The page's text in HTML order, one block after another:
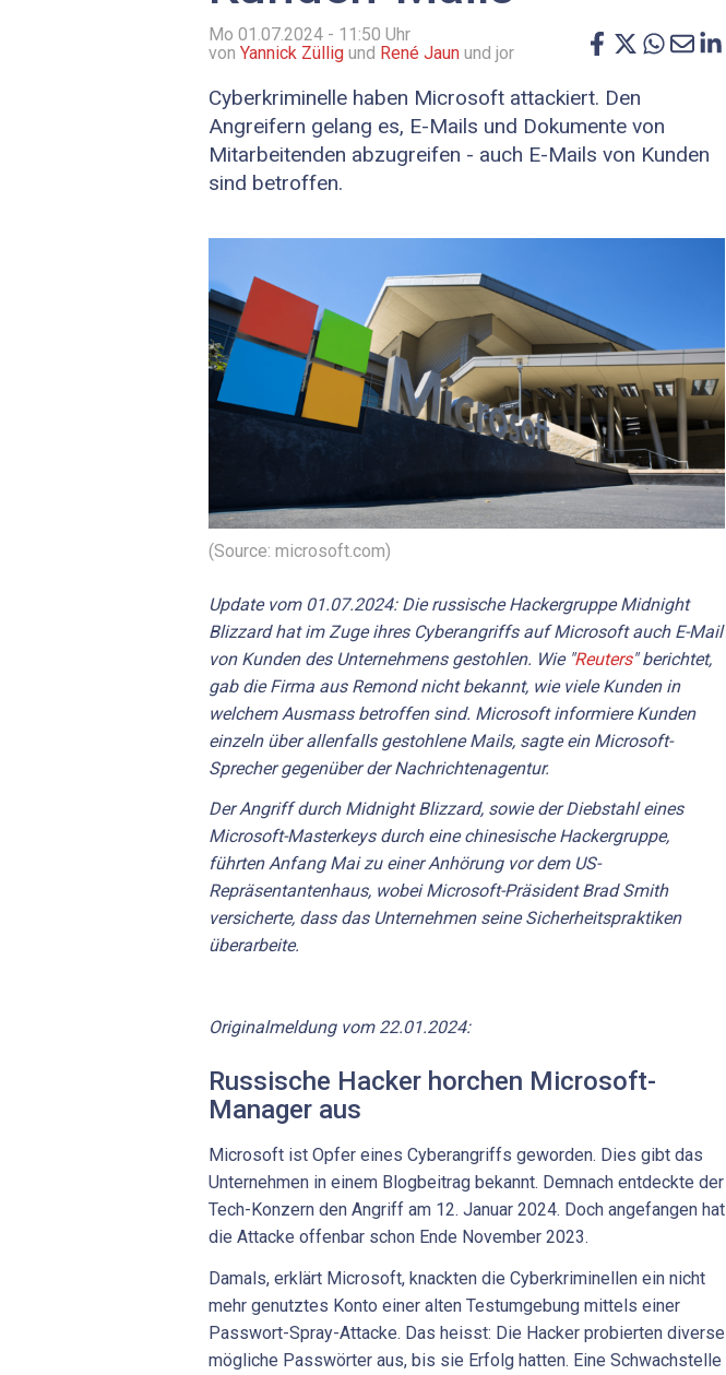
Mo 01.07.2024 - 11:50 Uhr
von Yannick Züllig und René Jaun und jor
Cyberkriminelle haben Microsoft attackiert. Den
Angreifern gelang es, E-Mails und Dokumente von
Mitarbeitenden abzugreifen - auch E-Mails von Kunden
sind betroffen.
(Source: microsoft.com)
Update vom 01.07.2024: Die russische Hackergruppe Midnight
Blizzard hat im Zuge ihres Cyberangriffs auf Microsoft auch E-Mail
von Kunden des Unternehmens gestohlen. Wie "Reuters" berichtet,
gab die Firma aus Remond nicht bekannt, wie viele Kunden in
welchem Ausmass betroffen sind. Microsoft informiere Kunden
einzeln über allenfalls gestohlene Mails, sagte ein Microsoft-
Sprecher gegenüber der Nachrichtenagentur.
Der Angriff durch Midnight Blizzard, sowie der Diebstahl eines
Microsoft-Masterkeys durch eine chinesische Hackergruppe,
führten Anfang Mai zu einer Anhörung vor dem US-
Repräsentantenhaus, wobei Microsoft-Präsident Brad Smith
versicherte, dass das Unternehmen seine Sicherheitspraktiken
überarbeite.
Originalmeldung vom 22.01.2024:
Russische Hacker horchen Microsoft-
Manager aus
Microsoft ist Opfer eines Cyberangriffs geworden. Dies gibt das
Unternehmen in einem Blogbeitrag bekannt. Demnach entdeckte der
Tech-Konzern den Angriff am 12. Januar 2024. Doch angefangen hat
die Attacke offenbar schon Ende November 2023.
Damals, erklärt Microsoft, knackten die Cyberkriminellen ein nicht
mehr genutztes Konto einer alten Testumgebung mittels einer
Passwort-Spray-Attacke. Das heisst: Die Hacker probierten diverse
mögliche Passwörter aus, bis sie Erfolg hatten. Eine Schwachstelle